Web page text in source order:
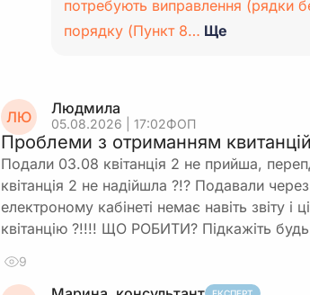
потребують виправлення (рядки
порядку (Пункт 8… Ще
ЛЮ Людмила
05.08.2026 | 17:02ФОП
Проблеми з отриманням
Подали 03.08 квітанція 2 не прийша,
квітанція 2 не надійшла ?!? Подавали
електроному кабінеті немає навіть звіту і
квітанцію ?!!!! ЩО РОБИТИ? Підкажіть
9